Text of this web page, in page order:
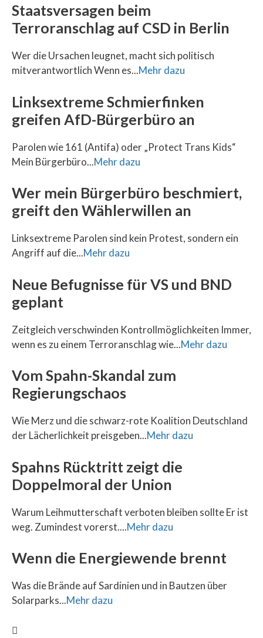
Staatsversagen beim
Terroranschlag auf CSD in Berlin
Wer die Ursachen leugnet, macht sich politisch
mitverantwortlich Wenn es...Mehr dazu
Linksextreme Schmierfinken
greifen AfD-Bürgerbüro an
Parolen wie 161 (Antifa) oder „Protect Trans Kids“
Mein Bürgerbüro...Mehr dazu
Wer mein Bürgerbüro beschmiert,
greift den Wählerwillen an
Linksextreme Parolen sind kein Protest, sondern ein
Angriff auf die...Mehr dazu
Neue Befugnisse für VS und BND
geplant
Zeitgleich verschwinden Kontrollmöglichkeiten Immer,
wenn es zu einem Terroranschlag wie...Mehr dazu
Vom Spahn-Skandal zum
Regierungschaos
Wie Merz und die schwarz-rote Koalition Deutschland
der Lächerlichkeit preisgeben...Mehr dazu
Spahns Rücktritt zeigt die
Doppelmoral der Union
Warum Leihmutterschaft verboten bleiben sollte Er ist
weg. Zumindest vorerst....Mehr dazu
Wenn die Energiewende brennt
Was die Brände auf Sardinien und in Bautzen über
Solarparks...Mehr dazu